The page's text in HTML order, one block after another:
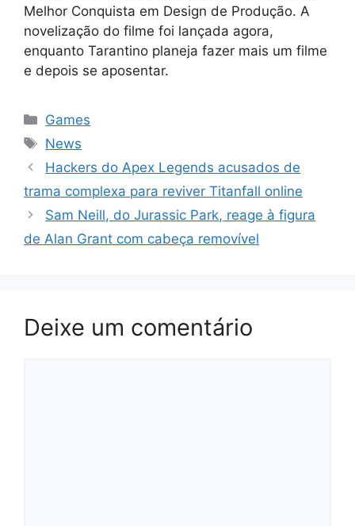
Melhor Conquista em Design de Produção. A
novelização do filme foi lançada agora,
enquanto Tarantino planeja fazer mais um filme
e depois se aposentar.
Categorias
Games
Tags
News
Hackers do Apex Legends acusados ​​de
trama complexa para reviver Titanfall online
Sam Neill, do Jurassic Park, reage à figura
de Alan Grant com cabeça removível
Deixe um comentário